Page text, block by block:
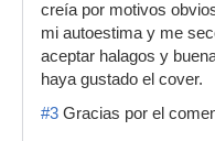
creía por motivos
mi autoestima y me
aceptar halagos y
haya gustado el cover.
#3 Gracias por el